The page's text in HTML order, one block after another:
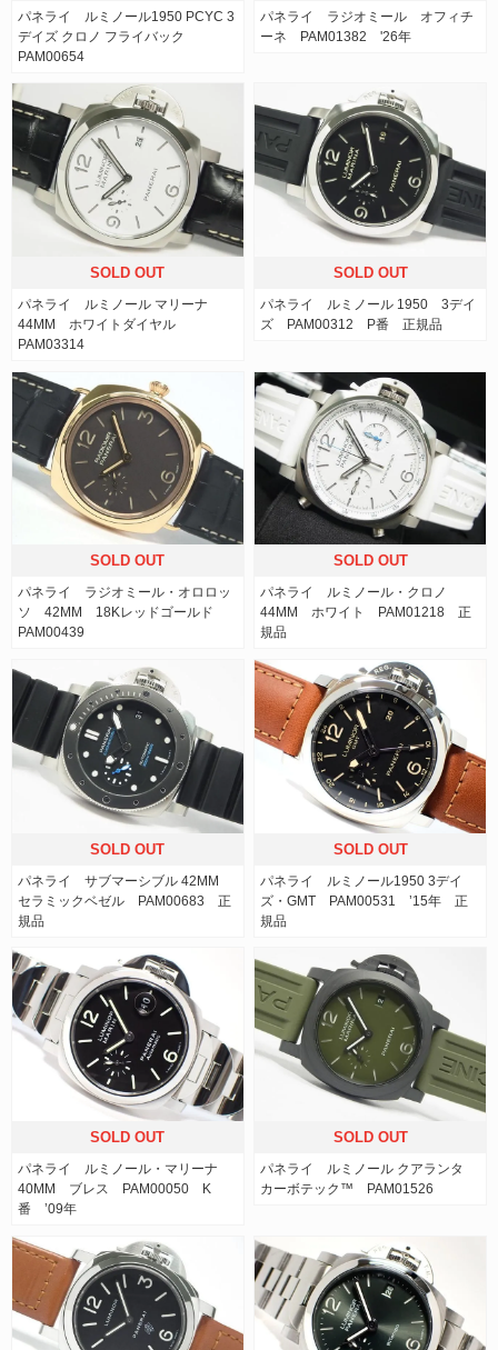
パネライ ルミノール1950 PCYC 3
デイズ クロノ フライバック
PAM00654
パネライ ラジオミール オフィチ
ーネ PAM01382 '26年
SOLD OUT
パネライ ルミノール マリーナ
44MM ホワイトダイヤル
PAM03314
SOLD OUT
パネライ ルミノール 1950 3デイ
ズ PAM00312 P番 正規品
SOLD OUT
パネライ ラジオミール・オロロッ
ソ 42MM 18Kレッドゴールド
PAM00439
SOLD OUT
パネライ ルミノール・クロノ
44MM ホワイト PAM01218 正
規品
SOLD OUT
パネライ サブマーシブル 42MM
セラミックベゼル PAM00683 正
規品
SOLD OUT
パネライ ルミノール1950 3デイ
ズ・GMT PAM00531 ’15年 正
規品
SOLD OUT
パネライ ルミノール・マリーナ
40MM ブレス PAM00050 K
番 ’09年
SOLD OUT
パネライ ルミノール クアランタ
カーボテック™ PAM01526